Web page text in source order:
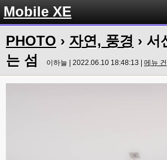
Mobile XE
PHOTO › 자연, 풍경 › 서
는 섬
이하늘 | 2022.06.10 18:48:13 | 메뉴